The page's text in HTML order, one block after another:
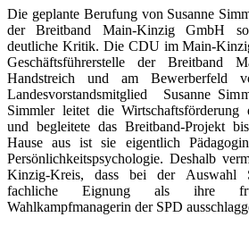
Die geplante Berufung von Susanne
der Breitband Main-Kinzig GmbH
deutliche Kritik. Die CDU im Main-
Geschäftsführerstelle der Breitband
Handstreich und am Bewerberfeld
Landesvorstandsmitglied Susanne
Simmler leitet die Wirtschaftsförderung
und begleitete das Breitband-Projekt
Hause aus ist sie eigentlich
Persönlichkeitspsychologie. Deshalb
Kinzig-Kreis, dass bei der Auswahl
fachliche Eignung als ihre
Wahlkampfmanagerin der SPD